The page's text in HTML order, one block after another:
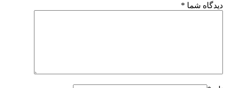
دیدگاه شما *